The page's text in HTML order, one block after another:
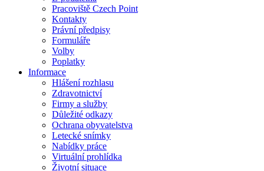
Pracoviště Czech Point
Kontakty
Právní předpisy
Formuláře
Volby
Poplatky
Informace
Hlášení rozhlasu
Zdravotnictví
Firmy a služby
Důležité odkazy
Ochrana obyvatelstva
Letecké snímky
Nabídky práce
Virtuální prohlídka
Životní situace